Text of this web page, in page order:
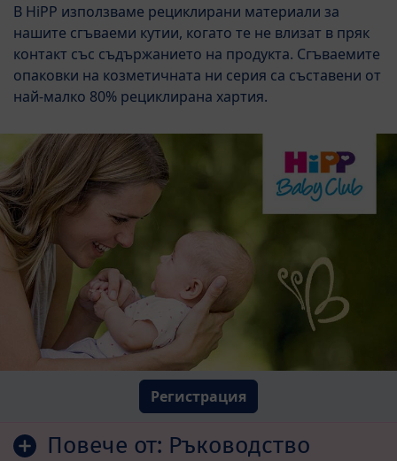
В HiPP използваме рециклирани материали за
нашите сгъваеми кутии, когато те не влизат в пряк
контакт със съдържанието на продукта. Сгъваемите
опаковки на козметичната ни серия са съставени от
най-малко 80% рециклирана хартия.
Регистрация
Повече от: Ръководство